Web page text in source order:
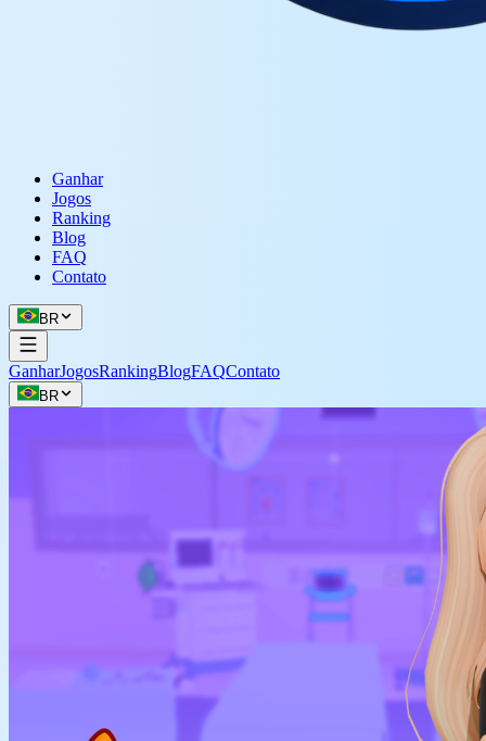
Ganhar
Jogos
Ranking
Blog
FAQ
Contato
BR
GanharJogosRankingBlogFAQContato
BR